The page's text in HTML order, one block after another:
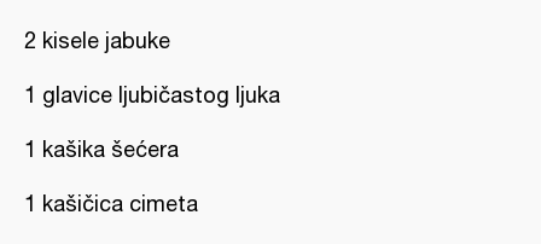
2 kisele jabuke
1 glavice ljubičastog ljuka
1 kašika šećera
1 kašičica cimeta